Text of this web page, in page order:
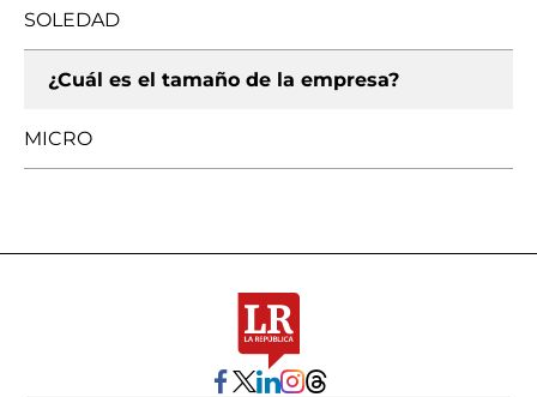
SOLEDAD
¿Cuál es el tamaño de la empresa?
MICRO